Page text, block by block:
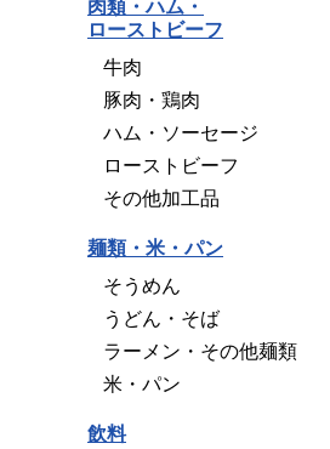
肉類・ハム・
ローストビーフ
牛肉
豚肉・鶏肉
ハム・ソーセージ
ローストビーフ
その他加工品
麺類・米・パン
そうめん
うどん・そば
ラーメン・その他麺類
米・パン
飲料